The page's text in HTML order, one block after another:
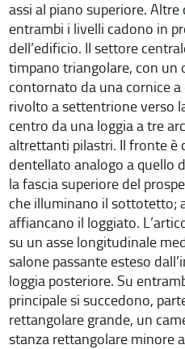
assi al piano superiore.
entrambi i livelli cadono in
dell’edificio. Il settore
timpano triangolare, con un
contornato da una cornice
rivolto a settentrione verso
centro da una loggia a tre
altrettanti pilastri. Il fronte è
dentellato analogo a quello
la fascia superiore del
che illuminano il sottotetto;
affiancano il loggiato.
su un asse longitudinale
salone passante esteso
loggia posteriore. Su
principale si succedono,
rettangolare grande, un
stanza rettangolare minore